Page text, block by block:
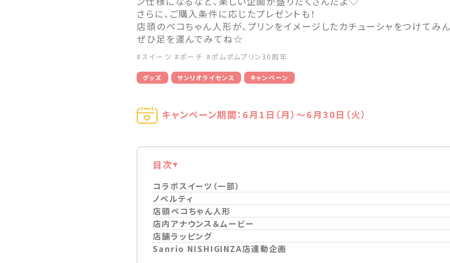
さらに、ご購入条件に応じたプレゼントも！
店頭のペコちゃん人形が、プリンをイメージしたカチューシャをつけて
ぜひ足を運んでみてね☆
#スイーツ #ポーチ #ポムポムプリン30周年
グッズ サンリオライセンス キャンペーン
キャンペーン期間：6月1日（月）～6月30日（火）
目次
コラボスイーツ（一部）
ノベルティ
店頭ペコちゃん人形
店内アナウンス＆ムービー
店舗ラッピング
Sanrio NISHIGINZA店連動企画